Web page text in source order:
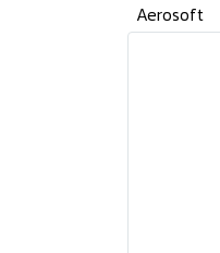
Aerosoft